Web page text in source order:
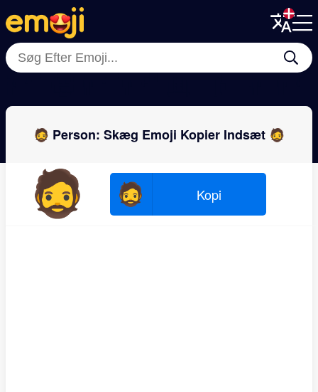
Menu
Close
Menu
Close
🧔 Person: Skæg Emoji Kopier Indsæt 🧔
🧔 🧔 Kopi